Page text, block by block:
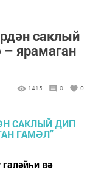
саклый
ярамаган
1415 0 0
вә